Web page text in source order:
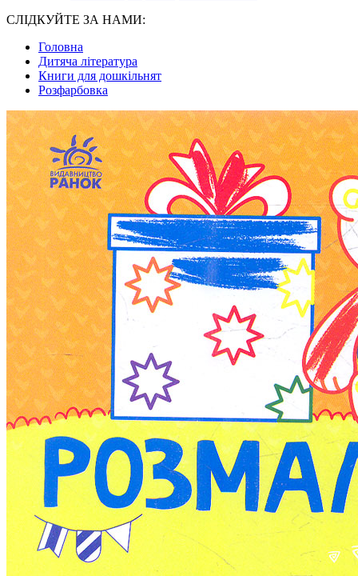
СЛІДКУЙТЕ ЗА НАМИ:
Головна
Дитяча література
Книги для дошкільнят
Розфарбовка